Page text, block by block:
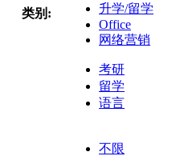
类别:
升学/留学
Office
网络营销
考研
留学
语言
不限